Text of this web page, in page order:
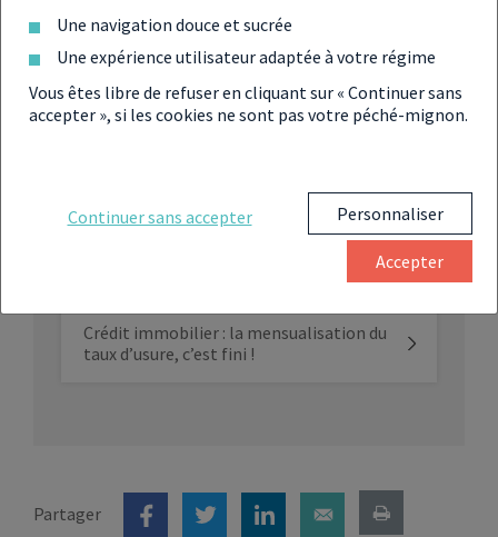
plus haut niveau depuis 2012
Crédit immobilier : la mensualisation du
taux d’usure, c’est fini !
Partager
Une navigation douce et sucrée
Une expérience utilisateur adaptée à votre régime
Vous êtes libre de refuser en cliquant sur « Continuer sans
accepter », si les cookies ne sont pas votre péché-mignon.
Continuer sans accepter Personnaliser
Accepter